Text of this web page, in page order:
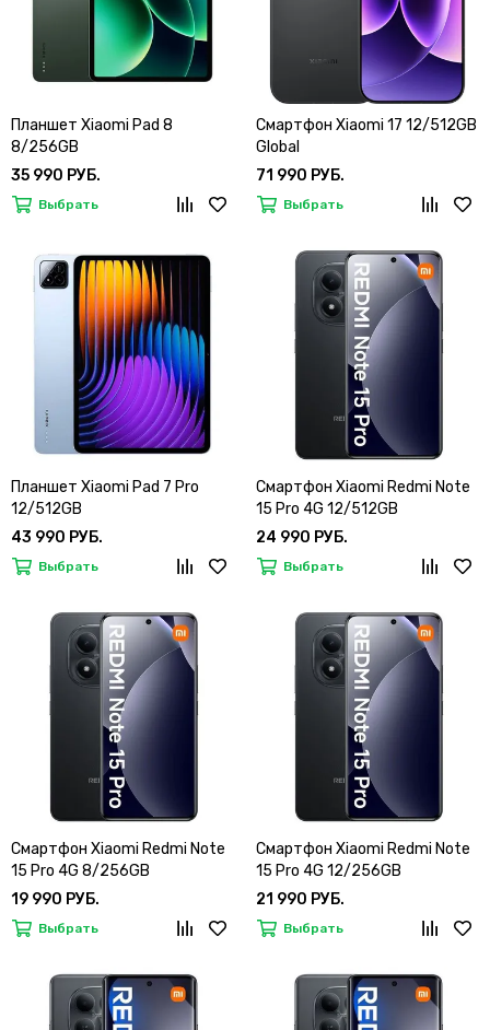
Планшет Xiaomi Pad 8
8/256GB
35 990 РУБ.
Выбрать
Смартфон Xiaomi 17 12/512GB
Global
71 990 РУБ.
Выбрать
Планшет Xiaomi Pad 7 Pro
12/512GB
43 990 РУБ.
Выбрать
Смартфон Xiaomi Redmi Note
15 Pro 4G 12/512GB
24 990 РУБ.
Выбрать
Смартфон Xiaomi Redmi Note
15 Pro 4G 8/256GB
19 990 РУБ.
Выбрать
Смартфон Xiaomi Redmi Note
15 Pro 4G 12/256GB
21 990 РУБ.
Выбрать